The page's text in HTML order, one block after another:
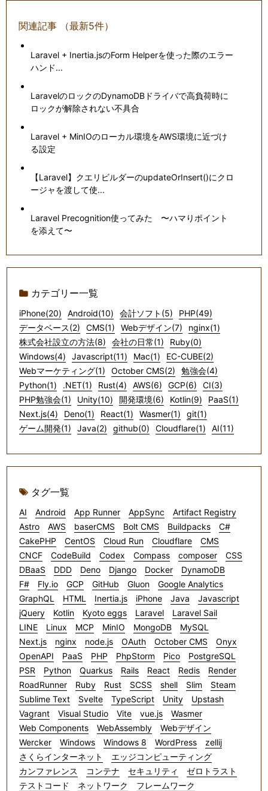
関連記事 （最新5件）
Laravel + Inertia.jsのForm Helperを使った際のエラー
ハンド...
LaravelのロックのDynamoDBドライバで高負荷時に
ロックが解除されない不具合
Laravel + MinIOのローカル環境をAWS環境に近づけ
る設定
【Laravel】クエリビルダーのupdateOrInsert()にクロ
ージャを渡して使...
Laravel Precognition使ってみた 〜ハマりポイント
を添えて〜
カテゴリー一覧
iPhone(20) Android(10) 会計ソフト(5)
PHP(49)
データベース(2)
CMS(1) Webデザイン(7)
nginx(1)
株式会社設立の方法(8)
会社の日常(1)
Ruby(0)
Windows(4)
Javascript(11) Mac(1)
EC-CUBE(2)
Webマーケティング(1)
October CMS(2)
勉強会(4)
Python(1)
.NET(1) Rust(4) AWS(6) GCP(6)
CI(3)
PHP勉強会(1)
Unity(10) 開発環境(6) Kotlin(9)
PaaS(1)
Next.js(4)
Deno(1) React(1) Wasmer(1)
git(1)
ゲーム開発(1)
Java(2) github(0) Cloudflare(1) AI(11)
タグ一覧
AI Android App Runner AppSync
Artifact Registry
Astro
AWS baserCMS Bolt CMS Buildpacks
C#
CakePHP
CentOS Cloud Run Cloudflare
CMS
CNCF
CodeBuild Codex Compass composer
CSS
DBaaS
DDD Deno Django Docker
DynamoDB
F#
Fly.io GCP GitHub Gluon
Google Analytics
GraphQL
HTML Inertia.js iPhone Java
Javascript
jQuery
Kotlin Kyoto eggs Laravel
Laravel Sail
LINE
Linux MCP MinIO MongoDB
MySQL
Next.js
nginx node.js OAuth October CMS
Onyx
OpenAPI
PaaS PHP PhpStorm Pico
PostgreSQL
PSR
Python Quarkus Rails React Redis
Render
RoadRunner
Ruby Rust SCSS shell Slim
Steam
Sublime Text
Svelte TypeScript Unity
Upstash
Vagrant
Visual Studio Vite vue.js
Wasmer
Web Components
WebAssembly
Webデザイン
Wercker
Windows Windows 8 WordPress
zellij
さくらインターネット
エッジコンピューティング
カンファレンス
コンテナ セキュリティ
ゼロトラスト
テストコード
ネットワーク
フレームワーク